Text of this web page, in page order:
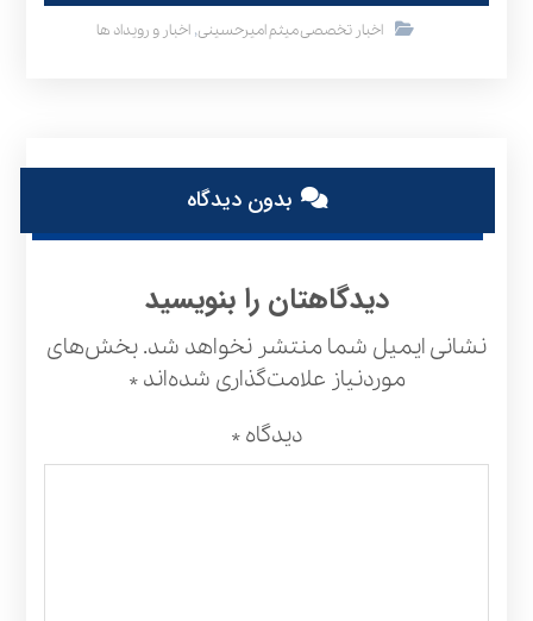
اخبار تخصصی میثم امیرحسینی,اخبار و رویداد ها
بدون دیدگاه
دیدگاهتان را بنویسید
نشانی ایمیل شما منتشر نخواهد شد.بخش‌های
موردنیاز علامت‌گذاری شده‌اند*
دیدگاه*